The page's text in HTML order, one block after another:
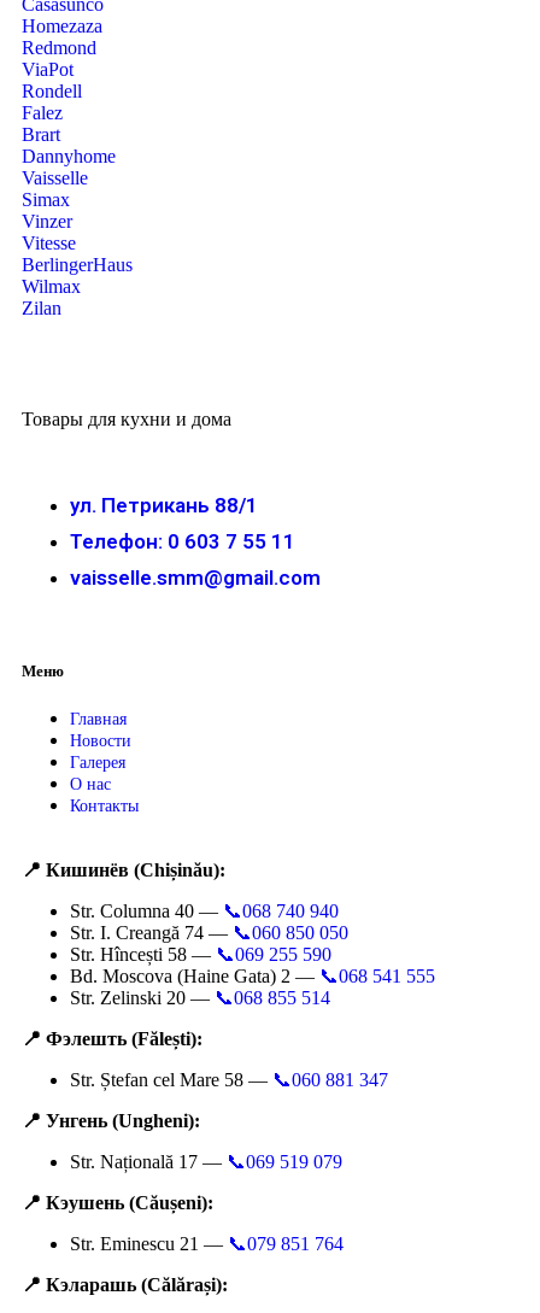
Casasunco
Homezaza
Redmond
ViaPot
Rondell
Falez
Brart
Dannyhome
Vaisselle
Simax
Vinzer
Vitesse
BerlingerHaus
Wilmax
Zilan
Товары для кухни и дома
ул. Петрикань 88/1
Телефон: 0 603 7 55 11
vaisselle.smm@gmail.com
Меню
Главная
Новости
Галерея
О нас
Контакты
📍 Кишинёв (Chișinău):
Str. Columna 40 — 📞068 740 940
Str. I. Creangă 74 — 📞060 850 050
Str. Hîncești 58 — 📞069 255 590
Bd. Moscova (Haine Gata) 2 — 📞068 541 555
Str. Zelinski 20 — 📞068 855 514
📍 Фэлешть (Fălești):
Str. Ștefan cel Mare 58 — 📞060 881 347
📍 Унгень (Ungheni):
Str. Națională 17 — 📞069 519 079
📍 Кэушень (Căușeni):
Str. Eminescu 21 — 📞079 851 764
📍 Кэларашь (Călărași):